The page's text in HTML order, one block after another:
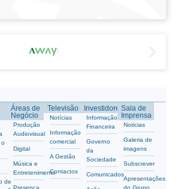
o
de
Áreas de
Negócio
Produção
Audiovisual
Digital
Música e
Entretenimento
Presença
Televisão
Notícias
Informação
comercial
A Gestão
Contactos
Investidores
Informação
Financeira
Governo
da
Sociedade
Comunicados
Sala de
Imprensa
Noticias
Galeria de
imagens
Subscrever
Apresentações
do Grupo